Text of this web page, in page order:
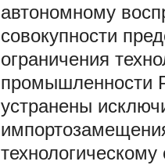
автономному
совокупности
ограничения
промышленности
устранены